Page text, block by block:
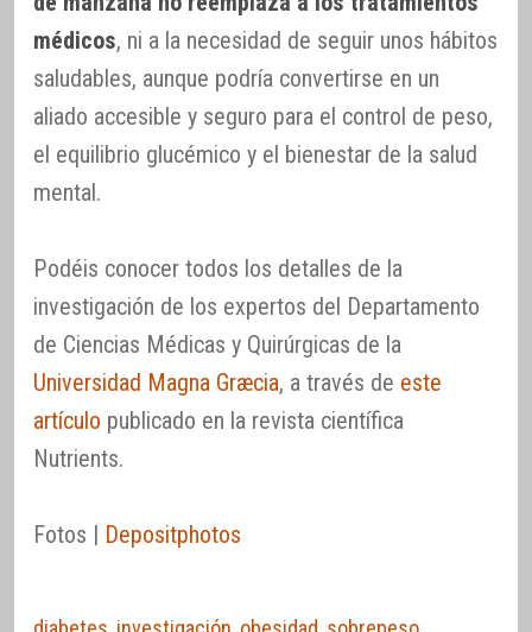
médicos, ni a la necesidad de seguir unos hábitos
saludables, aunque podría convertirse en un
aliado accesible y seguro para el control de peso,
el equilibrio glucémico y el bienestar de la salud
mental.
Podéis conocer todos los detalles de la
investigación de los expertos del Departamento
de Ciencias Médicas y Quirúrgicas de la
Universidad Magna Græcia, a través de este
artículo publicado en la revista científica
Nutrients.
Fotos | Depositphotos